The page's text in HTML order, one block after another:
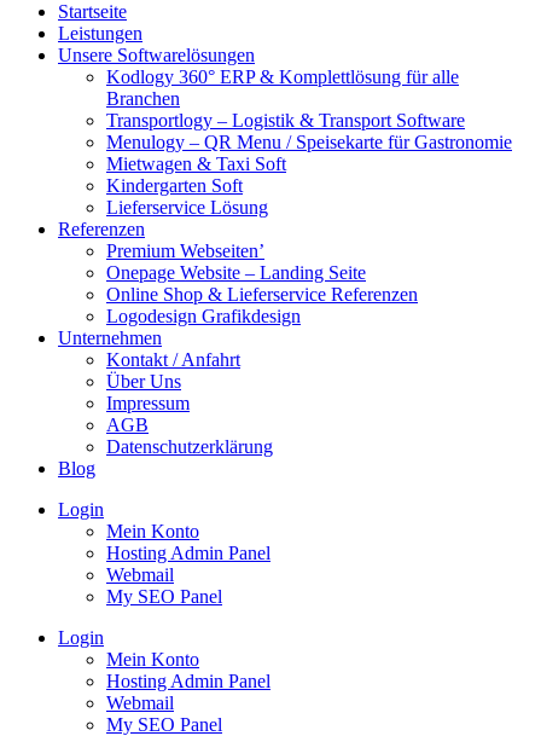
Startseite
Leistungen
Unsere Softwarelösungen
Kodlogy 360° ERP & Komplettlösung für alle
Branchen
Transportlogy – Logistik & Transport Software
Menulogy – QR Menu / Speisekarte für Gastronomie
Mietwagen & Taxi Soft
Kindergarten Soft
Lieferservice Lösung
Referenzen
Premium Webseiten’
Onepage Website – Landing Seite
Online Shop & Lieferservice Referenzen
Logodesign Grafikdesign
Unternehmen
Kontakt / Anfahrt
Über Uns
Impressum
AGB
Datenschutzerklärung
Blog
Login
Mein Konto
Hosting Admin Panel
Webmail
My SEO Panel
Login
Mein Konto
Hosting Admin Panel
Webmail
My SEO Panel